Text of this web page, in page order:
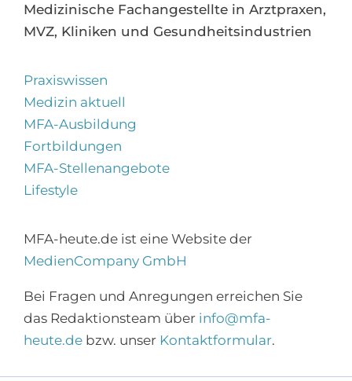
Medizinische Fachangestellte in Arztpraxen,
MVZ, Kliniken und Gesundheitsindustrien
Praxiswissen
Medizin aktuell
MFA-Ausbildung
Fortbildungen
MFA-Stellenangebote
Lifestyle
MFA-heute.de ist eine Website der
MedienCompany GmbH
Bei Fragen und Anregungen erreichen Sie
das Redaktionsteam über info@mfa-
heute.debzw. unser Kontaktformular.
Abonnieren Sie den
MFA-Newsletter!